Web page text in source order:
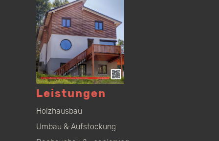
Leistungen
Holzhausbau
Umbau & Aufstockung